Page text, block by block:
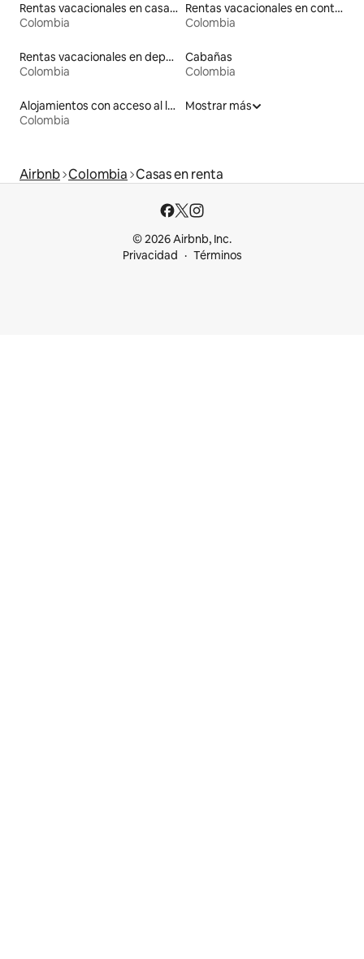
Rentas vacacionales en casas de huéspedes
Colombia
Rentas vacacionales en contenedores
Colombia
Rentas vacacionales en departamentos con cama de altura accesible
Colombia
Cabañas
Colombia
Alojamientos con acceso al lago
Colombia
Mostrar más
Airbnb Colombia Casas en renta
© 2026 Airbnb, Inc.
Privacidad
Términos